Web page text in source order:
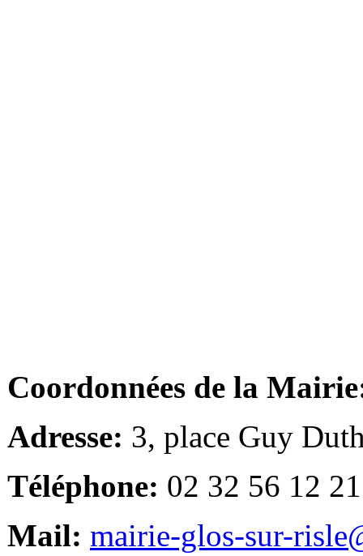
Coordonnées de la
Adresse: 3, place Guy
Téléphone: 02 32 56 12 21
Mail: mairie-glos-sur-